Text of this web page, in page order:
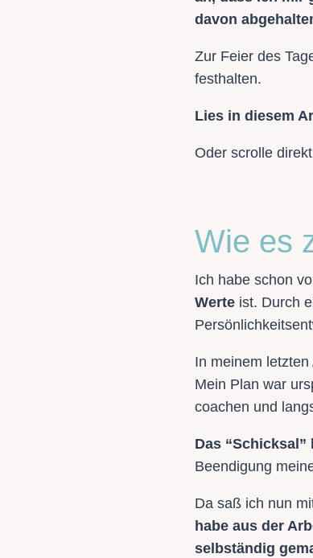
davon
Zur Feier des
festhalten.
Lies in diesem
Oder scrolle
Wie es
Ich habe schon
Werteist. Durch
In meinem
Mein Plan war
coachen und
Das
Beendigung
Da saß ich nun
habe aus der
selbständig